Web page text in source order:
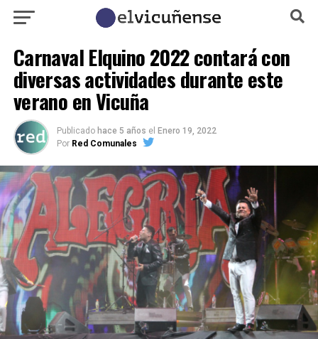
Carnaval Elquino 2022 contará con
diversas actividades durante este
verano en Vicuña
Publicado hace 5 años el Enero 19, 2022
Por Red Comunales